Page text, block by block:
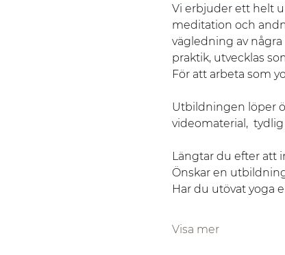
Vi erbjuder ett helt
meditation och
vägledning av
praktik, utvecklas
För att arbeta som
Utbildningen löper
videomaterial,
Längtar du efter att
Önskar en
Har du utövat yoga
Visa mer